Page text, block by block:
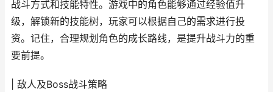
战斗方式和技能特性。游戏中的角色能够通过经验值升
级，解锁新的技能树，玩家可以根据自己的需求进行投
资。记住，合理规划角色的成长路线，是提升战斗力的重
要前提。
| 敌人及Boss战斗策略